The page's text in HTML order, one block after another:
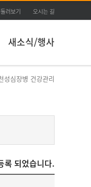
러보기 오시는 길
새소식/행사
성심장병 건강관리
록 되었습니다.